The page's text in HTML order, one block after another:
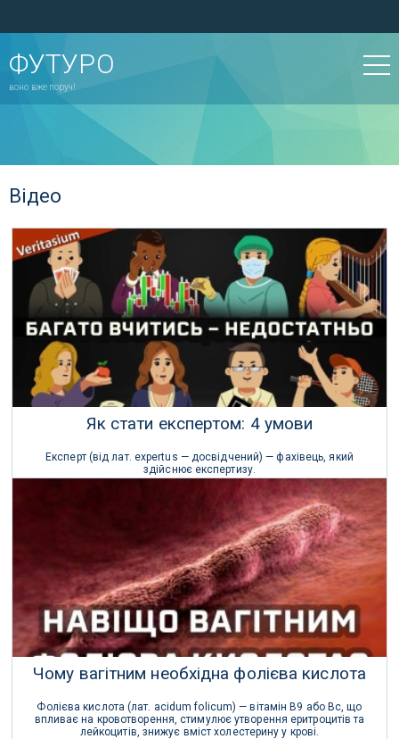
ФУТУРО
воно вже поруч!
Відео
Як стати експертом: 4 умови
Експерт (від лат. expertus — досвідчений) — фахівець, який
здійснює експертизу.
Чому вагітним необхідна фолієва кислота
Фолієва кислота (лат. acidum folicum) — вітамін В9 або Вс, що
впливає на кровотворення, стимулює утворення еритроцитів та
лейкоцитів, знижує вміст холестерину у крові.